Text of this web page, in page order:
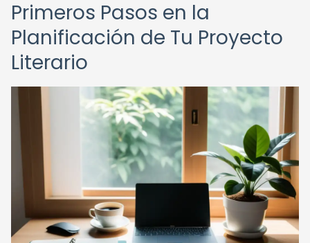
Primeros Pasos en la
Planificación de Tu Proyecto
Literario